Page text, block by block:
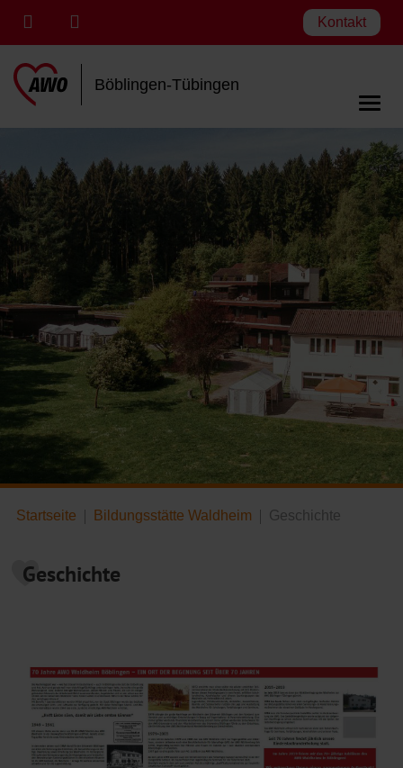
Kontakt
Böblingen-Tübingen
Startseite Bildungsstätte Waldheim Geschichte
Geschichte